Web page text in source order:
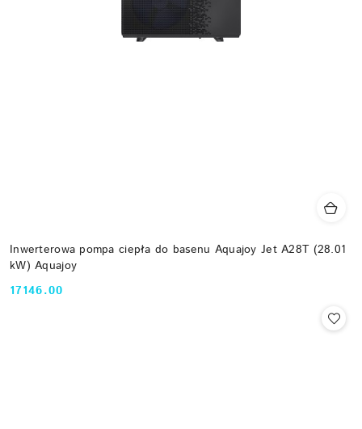
Inwerterowa pompa ciepła do basenu Aquajoy Jet A28T (28.01
kW) Aquajoy
Cena:
17146.00